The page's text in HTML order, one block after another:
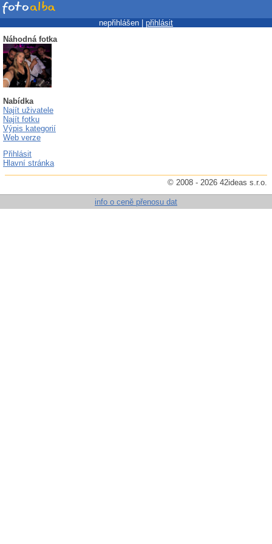
nepřihlášen | přihlásit
Náhodná fotka
Nabídka
Najít uživatele
Najít fotku
Výpis kategorií
Web verze
Přihlásit
Hlavní stránka
© 2008 - 2026 42ideas s.r.o.
info o ceně přenosu dat